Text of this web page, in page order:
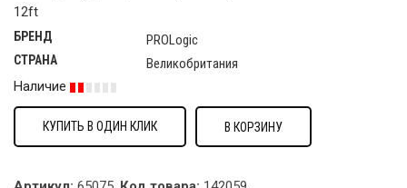
12ft
БРЕНД PROLogic
СТРАНА
Великобритания
Наличие
КУПИТЬ В ОДИН КЛИК В КОРЗИНУ